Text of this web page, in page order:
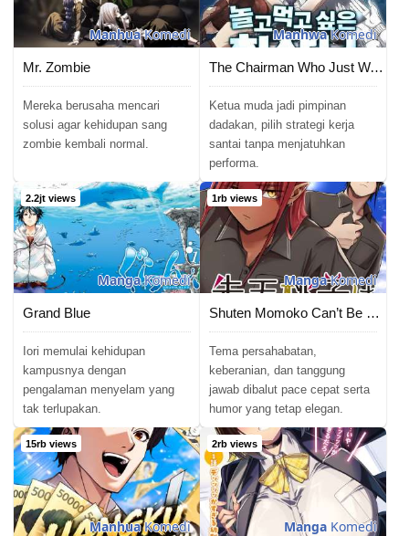
ManhuaKomedi
Mr. Zombie
Mereka berusaha mencari
solusi agar kehidupan sang
zombie kembali normal.
ManhwaKomedi
The Chairman Who Just Wants to Slack Off
Ketua muda jadi pimpinan
dadakan, pilih strategi kerja
santai tanpa menjatuhkan
performa.
2.2jt views
MangaKomedi
Grand Blue
Iori memulai kehidupan
kampusnya dengan
pengalaman menyelam yang
tak terlupakan.
1rb views
MangaKomedi
Shuten Momoko Can’t Be Defeated
Tema persahabatan,
keberanian, dan tanggung
jawab dibalut pace cepat serta
humor yang tetap elegan.
15rb views
ManhuaKomedi
2rb views
Manga Komedi